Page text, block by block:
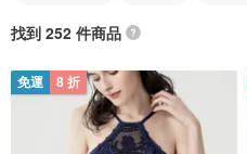
找到 252 件商品
免運 8 折